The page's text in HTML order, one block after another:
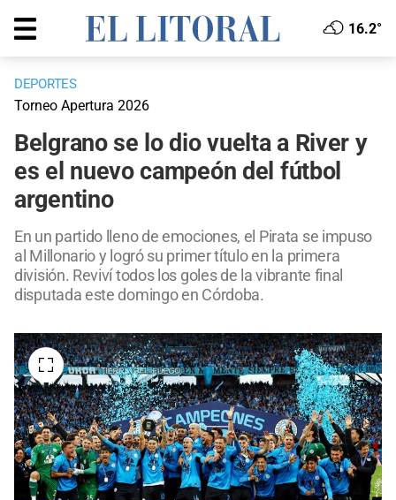
16.2°
DEPORTES
Torneo Apertura 2026
Belgrano se lo dio vuelta a River y
es el nuevo campeón del fútbol
argentino
En un partido lleno de emociones, el Pirata se impuso
al Millonario y logró su primer título en la primera
división. Reviví todos los goles de la vibrante final
disputada este domingo en Córdoba.